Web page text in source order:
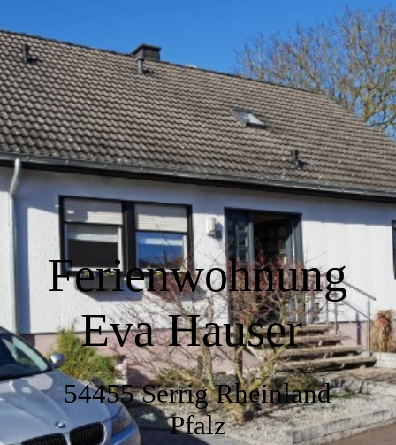
Ferienwohnung
Eva Hauser
54455 Serrig Rheinland
Pfalz
Home
Wir über uns
Wohnen
Küche
Schlafen
Bad